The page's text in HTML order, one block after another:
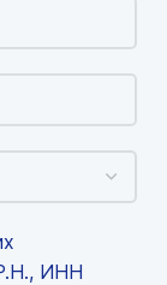
ИНН